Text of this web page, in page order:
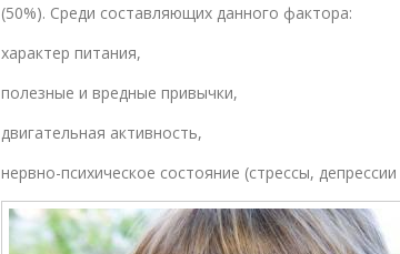
(50%). Среди составляющих данного фактора:
характер питания,
полезные и вредные привычки,
двигательная активность,
нервно-психическое состояние (стрессы, депрессии